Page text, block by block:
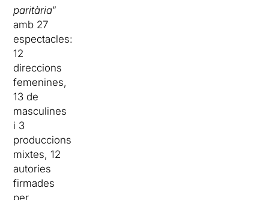
paritària”
amb 27
espectacles:
12
direccions
femenines,
13 de
masculines
i 3
produccions
mixtes, 12
autories
firmades
per